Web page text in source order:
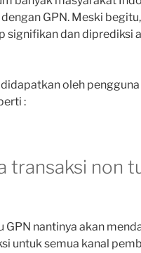
GPN. Meski
signifikan dan diprediksi
oleh
:
transaksi non
GPN nantinya akan
untuk semua kanal